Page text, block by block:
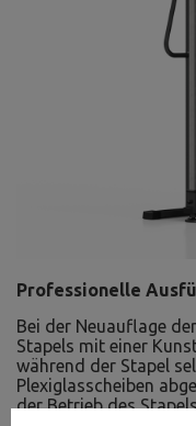
Professionelle
Bei der Neuauflage
Stapels mit einer
während der Stapel
Plexiglasscheiben
der Betrieb des